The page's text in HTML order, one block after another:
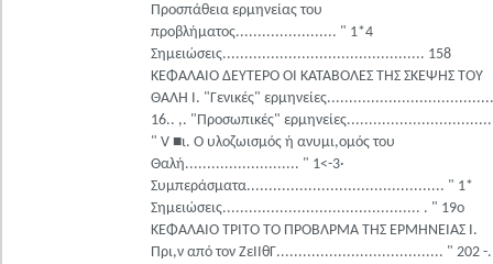
Προσπάθεια ερμηνείας του
προβλήματος....................... " 1*4
Σημειώσεις.............................................. 158
ΚΕΦΑΛΑΙΟ ΔΕΥΤΕΡΟ ΟΙ ΚΑΤΑΒΟΛΕΣ ΤΗΣ ΣΚΕΨΗΣ ΤΟΥ
ΘΑΛΗ I. "Γενικές"
16.. ,. "Προσωπικές"
" V ■ι. Ο υλοζωισμός ή ανυμι,ομός του
Θαλή.......................... " 1<-3·
Συμπεράσματα............................................. " 1*
Σημειώσεις............................................. . " 19ο
ΚΕΦΑΛΑΙΟ ΤΡΙΤΟ ΤΟ ΠΡΟΒΛΡΜΑ ΤΗΣ ΕΡΜΗΝΕΙΑΣ I.
Πρι,ν από τον ΖεΙΙθΓ...................................... " 202 -